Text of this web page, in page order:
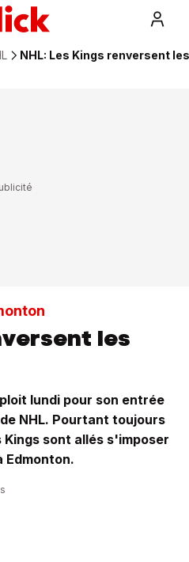
NHL: Les Kings renversent
les
lundi pour son entrée
NHL. Pourtant toujours
Kings sont allés s'imposer
Edmonton.